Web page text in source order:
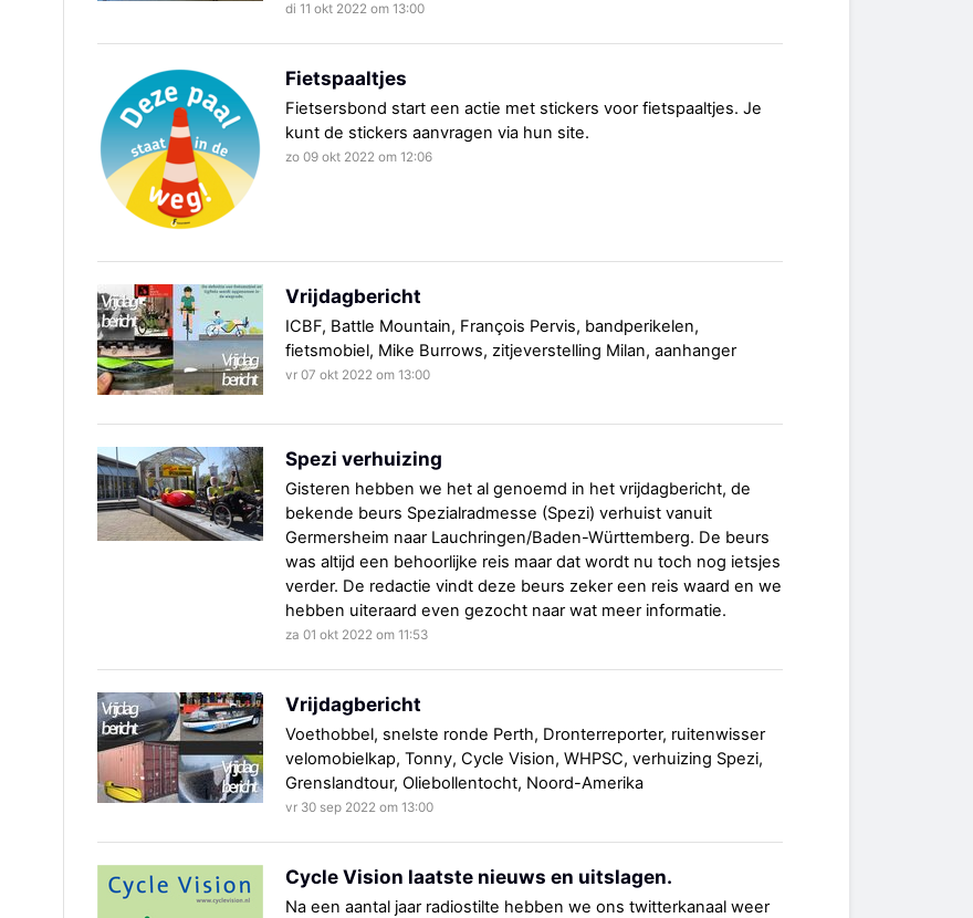
di 11 okt 2022 om 13:00
Fietspaaltjes
Fietsersbond start een actie met stickers voor fietspaaltjes. Je
kunt de stickers aanvragen via hun site.
zo 09 okt 2022 om 12:06
Vrijdagbericht
ICBF, Battle Mountain, François Pervis, bandperikelen,
fietsmobiel, Mike Burrows, zitjeverstelling Milan, aanhanger
vr 07 okt 2022 om 13:00
Spezi verhuizing
Gisteren hebben we het al genoemd in het vrijdagbericht, de
bekende beurs Spezialradmesse (Spezi) verhuist vanuit
Germersheim naar Lauchringen/Baden-Württemberg. De beurs
was altijd een behoorlijke reis maar dat wordt nu toch nog ietsjes
verder. De redactie vindt deze beurs zeker een reis waard en we
hebben uiteraard even gezocht naar wat meer informatie.
za 01 okt 2022 om 11:53
Vrijdagbericht
Voethobbel, snelste ronde Perth, Dronterreporter, ruitenwisser
velomobielkap, Tonny, Cycle Vision, WHPSC, verhuizing Spezi,
Grenslandtour, Oliebollentocht, Noord-Amerika
vr 30 sep 2022 om 13:00
Cycle Vision laatste nieuws en uitslagen.
Na een aantal jaar radiostilte hebben we ons twitterkanaal weer